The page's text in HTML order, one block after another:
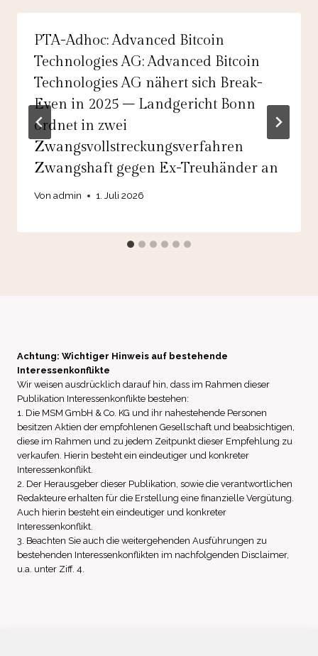
PTA-Adhoc: Advanced Bitcoin
Technologies AG: Advanced Bitcoin
Technologies AG nähert sich Break-
Even in 2025 – Landgericht Bonn
ordnet in zwei
Zwangsvollstreckungsverfahren
Zwangshaft gegen Ex-Treuhänder an
Von admin 1. Juli 2026
Achtung: Wichtiger Hinweis auf bestehende
Interessenkonflikte
Wir weisen ausdrücklich darauf hin, dass im Rahmen dieser
Publikation Interessenkonflikte bestehen:
1. Die MSM GmbH & Co. KG und ihr nahestehende Personen
besitzen Aktien der empfohlenen Gesellschaft und beabsichtigen,
diese im Rahmen und zu jedem Zeitpunkt dieser Empfehlung zu
verkaufen. Hierin besteht ein eindeutiger und konkreter
Interessenkonflikt.
2. Der Herausgeber dieser Publikation, sowie die verantwortlichen
Redakteure erhalten für die Erstellung eine finanzielle Vergütung.
Auch hierin besteht ein eindeutiger und konkreter
Interessenkonflikt.
3. Beachten Sie auch die weitergehenden Ausführungen zu
bestehenden Interessenkonflikten im nachfolgenden Disclaimer,
u.a. unter Ziff. 4.